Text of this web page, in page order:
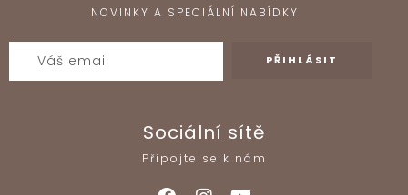
NOVINKY A SPECIÁLNÍ NABÍDKY
Sociální sítě
Připojte se k nám